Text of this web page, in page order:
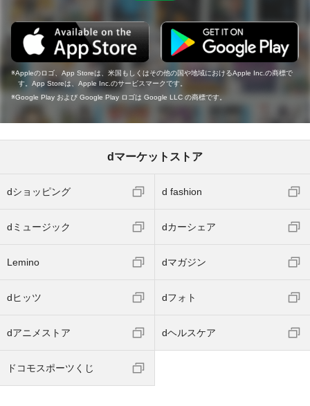
Appleのロゴ、App Storeは、米国もしくはその他の国や地域におけるApple Inc.の商標で
す。App Storeは、Apple Inc.のサービスマークです。
Google Play および Google Play ロゴは Google LLC の商標です。
dマーケットストア
dショッピング d fashion
dミュージック dカーシェア
Lemino dマガジン
dヒッツ dフォト
dアニメストア dヘルスケア
ドコモスポーツくじ